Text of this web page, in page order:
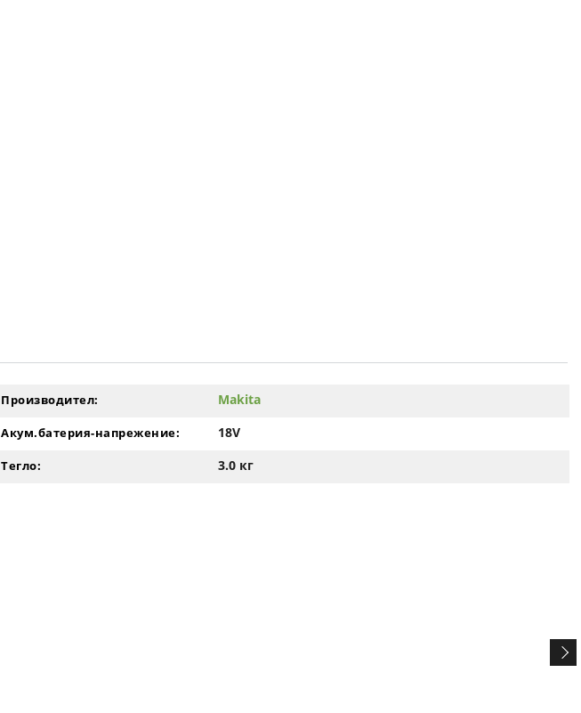
Производител: Makita
Акум.батерия-напрежение: 18V
Тегло: 3.0 кг